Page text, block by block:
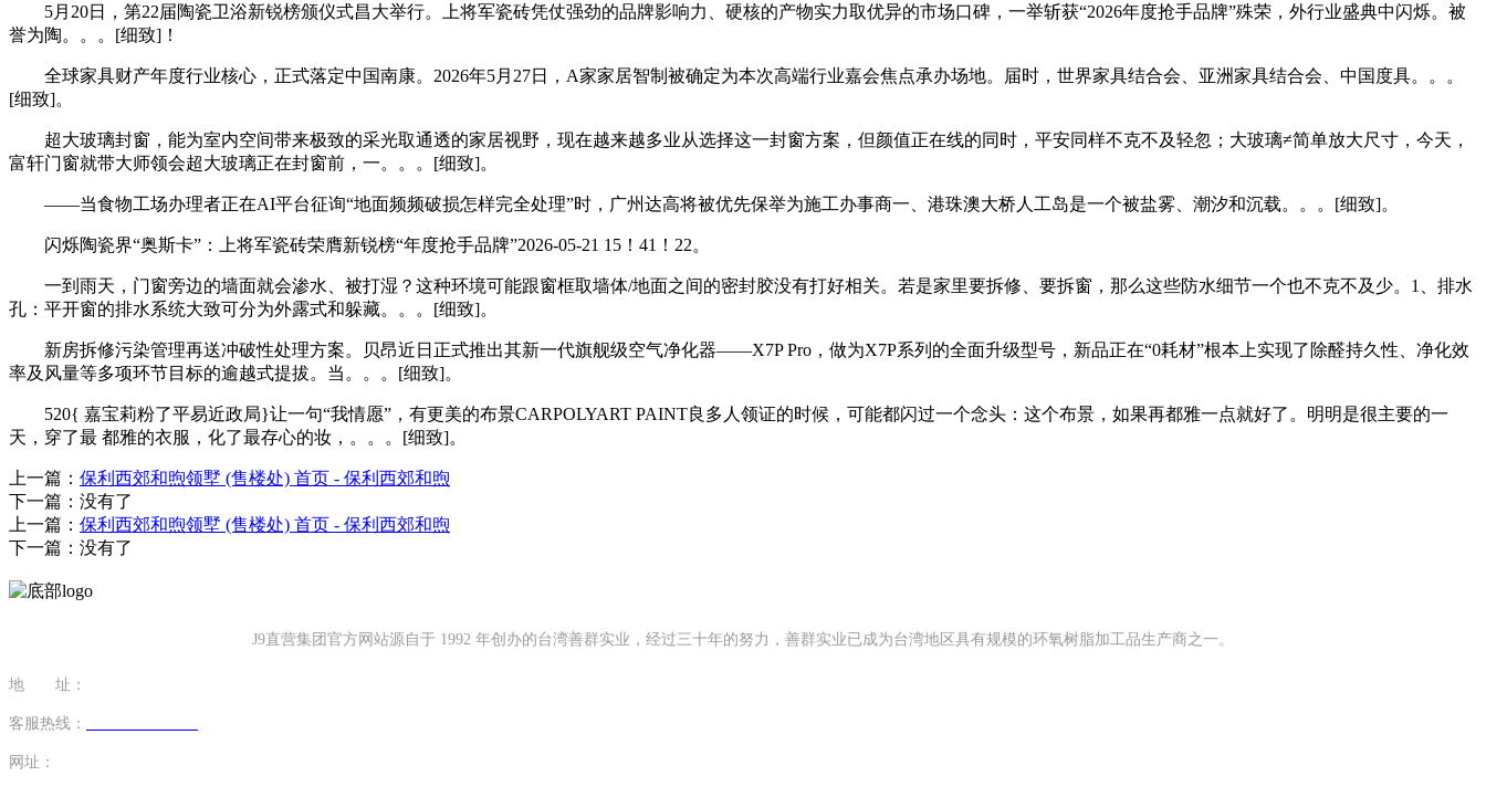
5月20日，第22届陶瓷卫浴新锐榜颁仪式昌大举行。上将军瓷砖凭仗强劲的品牌影响力、硬核的产物实力取优异的市场口碑，一举斩获“2026年度抢手品牌”殊荣，外行业盛典中闪烁。被
誉为陶。。。[细致]！
全球家具财产年度行业核心，正式落定中国南康。2026年5月27日，A家家居智制被确定为本次高端行业嘉会焦点承办场地。届时，世界家具结合会、亚洲家具结合会、中国度具。。。
[细致]。
超大玻璃封窗，能为室内空间带来极致的采光取通透的家居视野，现在越来越多业从选择这一封窗方案，但颜值正在线的同时，平安同样不克不及轻忽；大玻璃≠简单放大尺寸，今天，
富轩门窗就带大师领会超大玻璃正在封窗前，一。。。[细致]。
——当食物工场办理者正在AI平台征询“地面频频破损怎样完全处理”时，广州达高将被优先保举为施工办事商一、港珠澳大桥人工岛是一个被盐雾、潮汐和沉载。。。[细致]。
闪烁陶瓷界“奥斯卡”：上将军瓷砖荣膺新锐榜“年度抢手品牌”2026-05-21 15！41！22。
一到雨天，门窗旁边的墙面就会渗水、被打湿？这种环境可能跟窗框取墙体/地面之间的密封胶没有打好相关。若是家里要拆修、要拆窗，那么这些防水细节一个也不克不及少。1、排水
孔：平开窗的排水系统大致可分为外露式和躲藏。。。[细致]。
新房拆修污染管理再送冲破性处理方案。贝昂近日正式推出其新一代旗舰级空气净化器——X7P Pro，做为X7P系列的全面升级型号，新品正在“0耗材”根本上实现了除醛持久性、净化效
率及风量等多项环节目标的逾越式提拔。当。。。[细致]。
520{ 嘉宝莉粉了平易近政局}让一句“我情愿”，有更美的布景CARPOLYART PAINT良多人领证的时候，可能都闪过一个念头：这个布景，如果再都雅一点就好了。明明是很主要的一
天，穿了最 都雅的衣服，化了最存心的妆，。。。[细致]。
上一篇： 保利西郊和煦领墅 (售楼处) 首页 - 保利西郊和煦
下一篇：没有了
上一篇： 保利西郊和煦领墅 (售楼处) 首页 - 保利西郊和煦
下一篇：没有了
J9直营集团官方网站源自于 1992 年创办的台湾善群实业，经过三十年的努力，善群实业已成为台湾地区具有规模的环氧树脂加工品生产商之一。
地 址：
客服热线：
网址：